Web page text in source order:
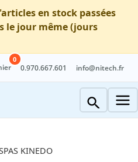
en stock passées
le jour même (jours
0
0.970.667.601 info@nitech.fr
KINEDO